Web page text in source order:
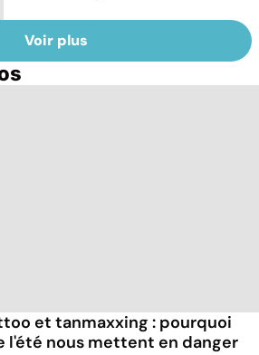
Voir plus
et tanmaxxing : pourquoi
l'été nous mettent en danger